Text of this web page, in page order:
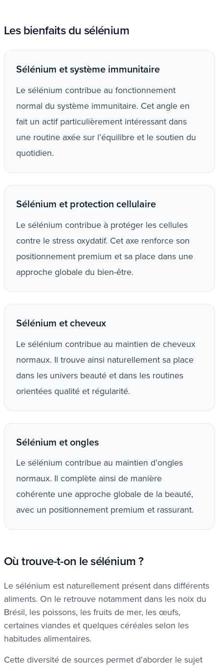
Les bienfaits du sélénium
Sélénium et système immunitaire
Le sélénium contribue au fonctionnement
normal du système immunitaire. Cet angle en
fait un actif particulièrement intéressant dans
une routine axée sur l’équilibre et le soutien du
quotidien.
Sélénium et protection cellulaire
Le sélénium contribue à protéger les cellules
contre le stress oxydatif. Cet axe renforce son
positionnement premium et sa place dans une
approche globale du bien-être.
Sélénium et cheveux
Le sélénium contribue au maintien de cheveux
normaux. Il trouve ainsi naturellement sa place
dans les univers beauté et dans les routines
orientées qualité et régularité.
Sélénium et ongles
Le sélénium contribue au maintien d’ongles
normaux. Il complète ainsi de manière
cohérente une approche globale de la beauté,
avec un positionnement premium et rassurant.
Où trouve-t-on le sélénium ?
Le sélénium est naturellement présent dans différents
aliments. On le retrouve notamment dans les noix du
Brésil, les poissons, les fruits de mer, les œufs,
certaines viandes et quelques céréales selon les
habitudes alimentaires.
Cette diversité de sources permet d’aborder le sujet